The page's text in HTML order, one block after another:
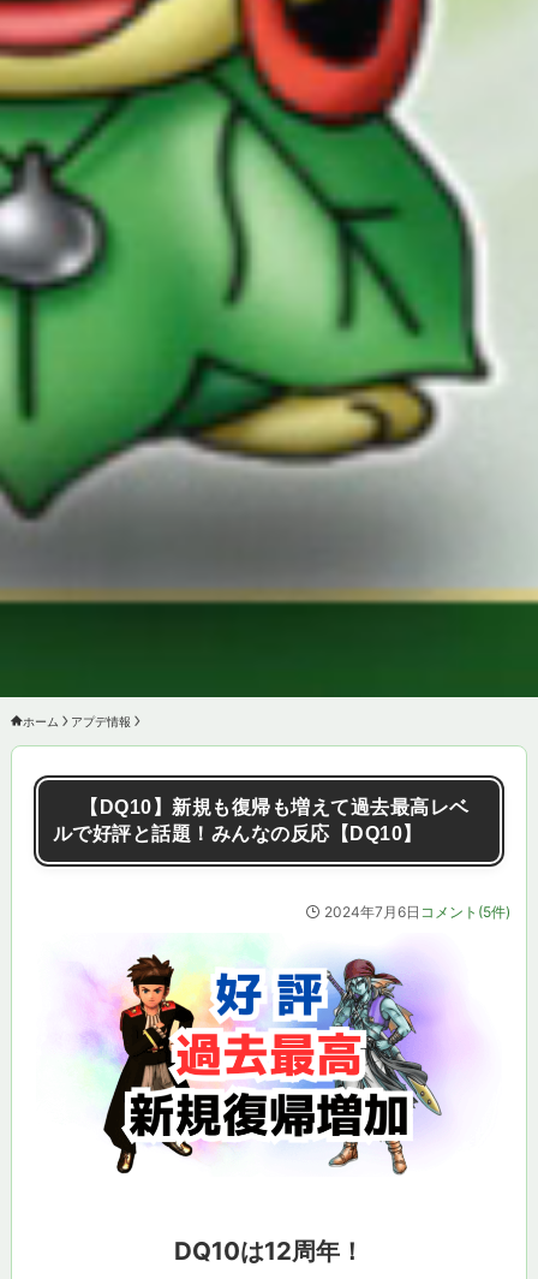
ホーム アプデ情報
【DQ10】新規も復帰も増えて過去最高レベ
ルで好評と話題！みんなの反応【DQ10】
2024年7月6日 コメント(5件)
DQ10は12周年！